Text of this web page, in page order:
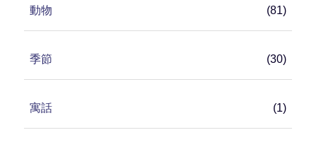
動物 (81)
季節 (30)
寓話 (1)